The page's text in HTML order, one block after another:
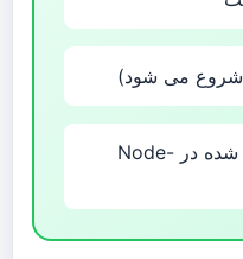
بسته Telegram نصب شده در Node-